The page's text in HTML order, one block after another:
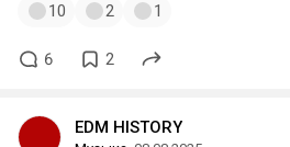
10 2 1
6 2
EDM HISTORY